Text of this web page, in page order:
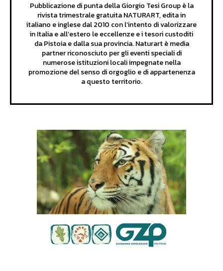
Pubblicazione di punta della Giorgio Tesi Group è la
rivista trimestrale gratuita NATURART, edita in
italiano e inglese dal 2010 con l’intento di valorizzare
in Italia e all’estero le eccellenze e i tesori custoditi
da Pistoia e dalla sua provincia. Naturart è media
partner riconosciuto per gli eventi speciali di
numerose istituzioni locali impegnate nella
promozione del senso di orgoglio e di appartenenza
a questo territorio.